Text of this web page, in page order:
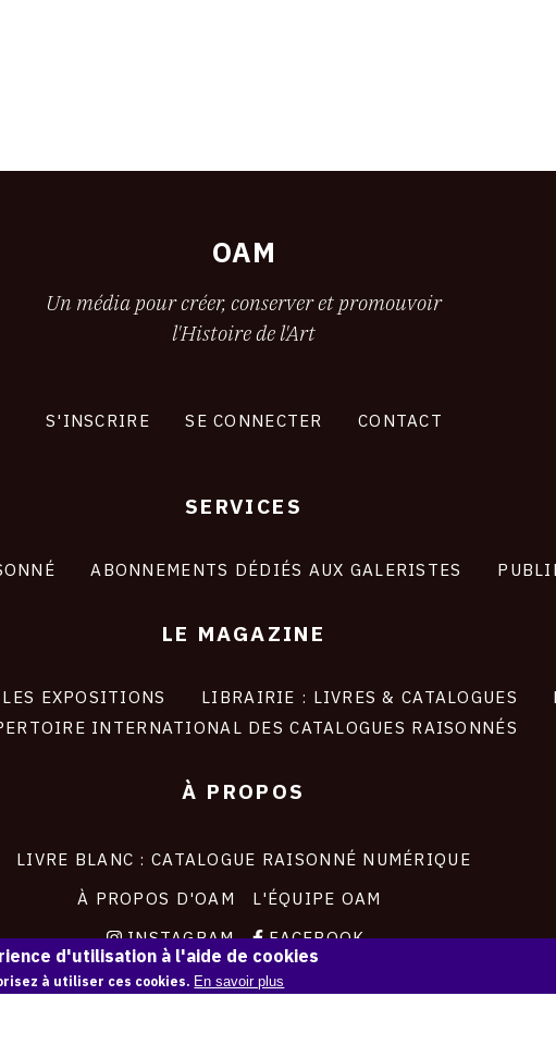
OAM
Un média pour créer, conserver et promouvoir
l'Histoire de l'Art
S'INSCRIRE SE CONNECTER CONTACT
SERVICES
ABONNEMENTS DÉDIÉS AUX GALERISTES
LE MAGAZINE
LES EXPOSITIONS LIBRAIRIE : LIVRES & CATALOGUES
INTERNATIONAL DES CATALOGUES RAISONNÉS
À PROPOS
LIVRE BLANC : CATALOGUE RAISONNÉ NUMÉRIQUE
À PROPOS D'OAM
L'ÉQUIPE OAM
INSTAGRAM
FACEBOOK
CGU
CGV
d'utilisation à l'aide de cookies
à utiliser ces cookies. En savoir plus